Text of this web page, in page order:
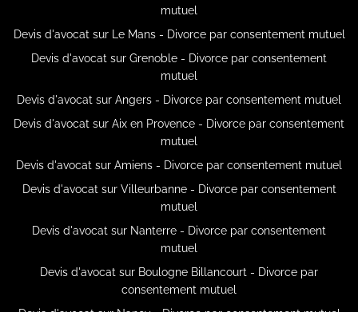
mutuel
Devis d'avocat sur Le Mans - Divorce par consentement mutuel
Devis d'avocat sur Grenoble - Divorce par consentement
mutuel
Devis d'avocat sur Angers - Divorce par consentement mutuel
Devis d'avocat sur Aix en Provence - Divorce par consentement
mutuel
Devis d'avocat sur Amiens - Divorce par consentement mutuel
Devis d'avocat sur Villeurbanne - Divorce par consentement
mutuel
Devis d'avocat sur Nanterre - Divorce par consentement
mutuel
Devis d'avocat sur Boulogne Billancourt - Divorce par
consentement mutuel